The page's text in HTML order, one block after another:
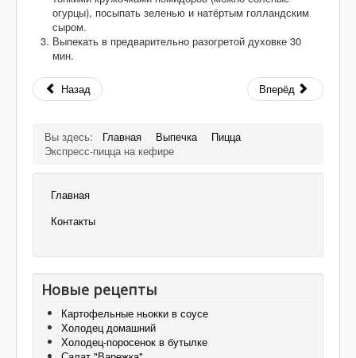
огурцы), посыпать зеленью и натёртым голландским
сыром.
Выпекать в предварительно разогретой духовке 30
мин.
Назад Вперёд
Вы здесь: Главная Выпечка
Пицца
Экспресс-пицца на кефире
Главная
Контакты
Новые рецепты
Картофельные ньокки в соусе
Холодец домашний
Холодец-поросенок в бутылке